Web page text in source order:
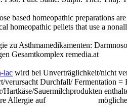
based homeopathic preparations
homeopathic pellets that use a
zu Asthmamedikamenten:
Gesamtkomplex remedia.at
lacwird bei Unverträglichkeit/nicht
verursacht Durchfall/ Fermentation =
Hartkäse/Sauermilchprodukten
Allergie auf